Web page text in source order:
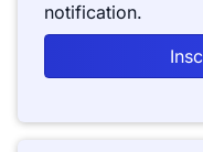
notification.